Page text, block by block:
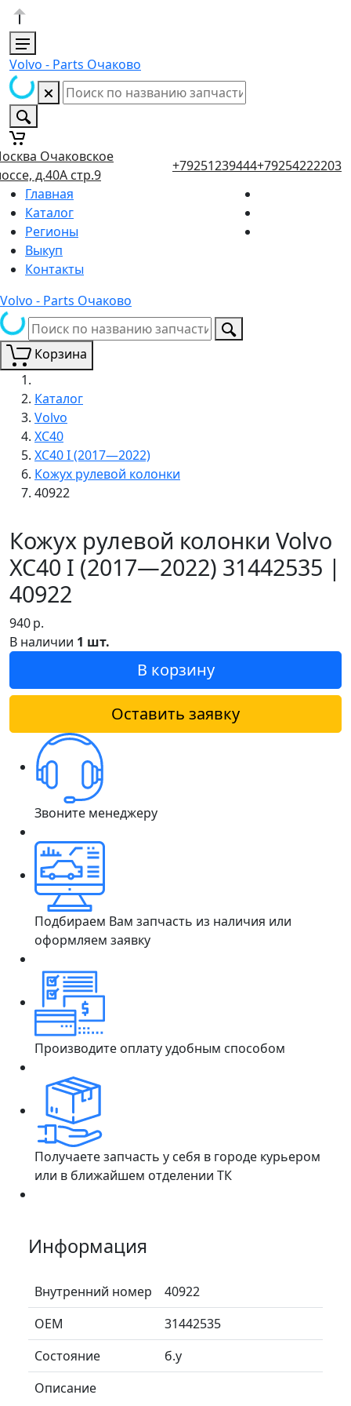
Volvo - Parts Очаково
Очаковское
д.40А стр.9
+79251239444+79254222203
Главная
Каталог
Регионы
Выкуп
Контакты
Volvo - Parts Очаково
Корзина
Каталог
Volvo
XC40
XC40 I (2017—2022)
Кожух рулевой колонки
40922
Кожух рулевой колонки Volvo
XC40 I (2017—2022) 31442535 |
40922
940р.
В наличии 1 шт.
В корзину
Оставить заявку
Звоните менеджеру
Подбираем Вам запчасть из наличия или
оформляем заявку
Производите оплату удобным способом
Получаете запчасть у себя в городе курьером
или в ближайшем отделении ТК
Информация
Внутренний номер
40922
ОЕМ
31442535
Состояние
б.у
Описание